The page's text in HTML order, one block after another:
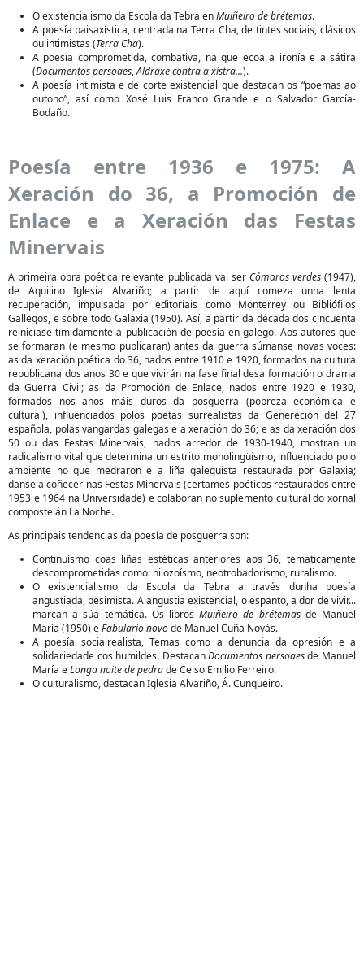
O existencialismo da Escola da Tebra enMuiñeiro de brétemas.
A poesía paisaxística, centrada na Terra Cha, de tintes sociais, clásicos
ou intimistas (Terra Cha).
A poesía comprometida, combativa, na que ecoa a ironía e a sátira
(Documentos persoaes,Aldraxe contra a xistra...).
A poesía intimista e de corte existencial que destacan os “poemas ao
outono”, así como Xosé Luis Franco Grande e o Salvador García-
Bodaño.
Poesía entre 1936 e 1975: A
Xeración do 36, a Promoción de
Enlace e a Xeración das Festas
Minervais
A primeira obra poética relevante publicada vai ser Cómaros verdes(1947),
de Aquilino Iglesia Alvariño; a partir de aquí comeza unha lenta
recuperación, impulsada por editoriais como Monterrey ou Bibliófilos
Gallegos, e sobre todo Galaxia (1950). Así, a partir da década dos cincuenta
reiníciase timidamente a publicación de poesía en galego. Aos autores que
se formaran (e mesmo publicaran) antes da guerra súmanse novas voces:
as da xeración poética do 36, nados entre 1910 e 1920, formados na cultura
republicana dos anos 30 e que vivirán na fase final desa formación o drama
da Guerra Civil; as da Promoción de Enlace, nados entre 1920 e 1930,
formados nos anos máis duros da posguerra (pobreza económica e
cultural), influenciados polos poetas surrealistas da Genereción del 27
española, polas vangardas galegas e a xeración do 36; e as da xeración dos
50 ou das Festas Minervais, nados arredor de 1930-1940, mostran un
radicalismo vital que determina un estrito monolingüismo, influenciado polo
ambiente no que medraron e a liña galeguista restaurada por Galaxia;
danse a coñecer nas Festas Minervais (certames poéticos restaurados entre
1953 e 1964 na Universidade) e colaboran no suplemento cultural do xornal
compostelán La Noche.
As principais tendencias da poesía de posguerra son:
Continuísmo coas liñas estéticas anteriores aos 36, tematicamente
descomprometidas como: hilozoísmo, neotrobadorismo, ruralismo.
O existencialismo da Escola da Tebra a través dunha poesía
angustiada, pesimista. A angustia existencial, o espanto, a dor de vivir...
marcan a súa temática. Os librosMuiñeiro de brétemasde Manuel
María (1950) eFabulario novode Manuel Cuña Novás.
A poesía socialrealista, Temas como a denuncia da opresión e a
solidariedade cos humildes. DestacanDocumentos persoaesde Manuel
María eLonga noite de pedrade Celso Emilio Ferreiro.
O culturalismo, destacan Iglesia Alvariño, Á. Cunqueiro.